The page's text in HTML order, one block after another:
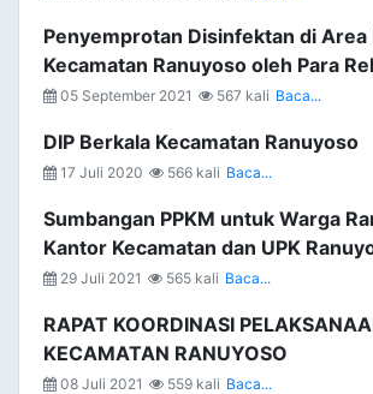
Penyemprotan Disinfektan di Area
Kecamatan Ranuyoso oleh Para
05 September 2021 567 kali Baca...
DIP Berkala Kecamatan Ranuyoso
17 Juli 2020 566 kali Baca...
Sumbangan PPKM untuk Warga
Kantor Kecamatan dan UPK
29 Juli 2021 565 kali Baca...
RAPAT KOORDINASI
KECAMATAN RANUYOSO
08 Juli 2021 559 kali Baca...